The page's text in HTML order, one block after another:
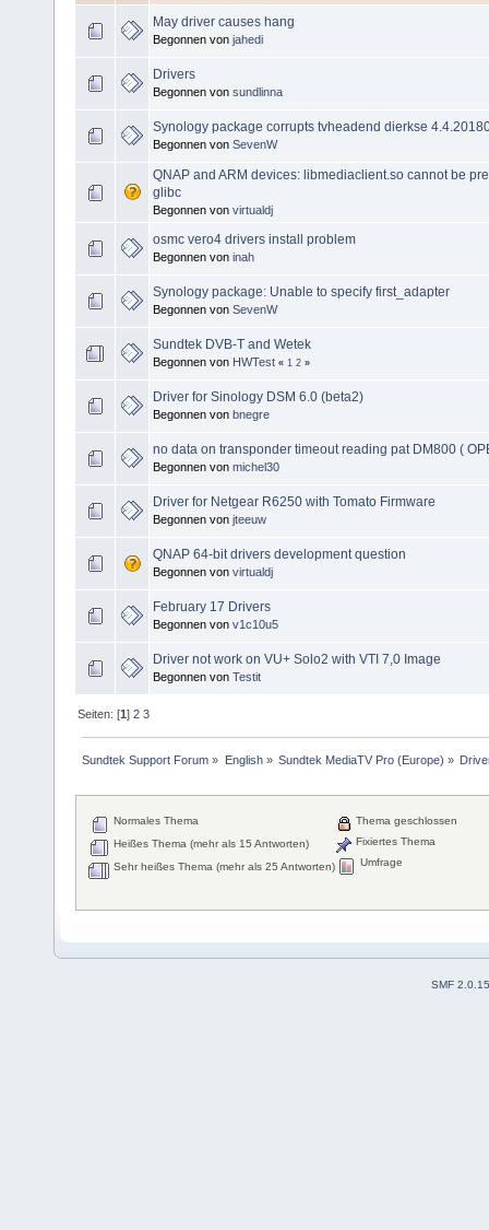
May driver causes hang
Begonnen von jahedi
Drivers
Begonnen von sundlinna
Synology package corrupts tvheadend dierkse
Begonnen von SevenW
QNAP and ARM devices: libmediaclient.so cannot be
glibc
Begonnen von virtualdj
osmc vero4 drivers install problem
Begonnen von inah
Synology package: Unable to specify first_adapter
Begonnen von SevenW
Sundtek DVB-T and Wetek
Begonnen von HWTest « 1 2 »
Driver for Sinology DSM 6.0 (beta2)
Begonnen von bnegre
no data on transponder timeout reading pat DM800 (
Begonnen von michel30
Driver for Netgear R6250 with Tomato Firmware
Begonnen von jteeuw
QNAP 64-bit drivers development question
Begonnen von virtualdj
February 17 Drivers
Begonnen von v1c10u5
Driver not work on VU+ Solo2 with VTI 7,0 Image
Begonnen von Testit
Seiten: [1]2 3
Sundtek Support Forum » English» Sundtek MediaTV Pro (Europe) »
Normales Thema
Heißes Thema (mehr als 15 Antworten)
Sehr heißes Thema (mehr als 25 Antworten)
Thema geschlossen
Fixiertes Thema
Umfrage
SMF 2.0.15